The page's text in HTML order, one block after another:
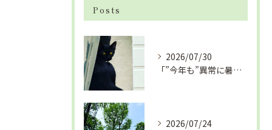
Posts
2026/07/30
「”今年も”異常に暑い夏」酷暑+冷房＝夏風邪、腰痛、ひざの痛...
2026/07/24